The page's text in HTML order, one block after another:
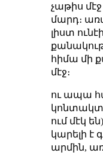
չաթիս մէջ
մարդ։
լիստ
հիմա մի
մէջ։
ու ապա
կոնտակտ
ում մէկ
կարելի է
արմին,